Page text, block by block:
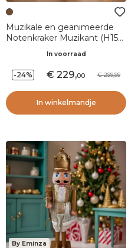
Muzikale en geanimeerde
Notenkraker Muzikant (H154
In voorraad
-24% 229,00 299,99
In winkelmandje
By Eminza